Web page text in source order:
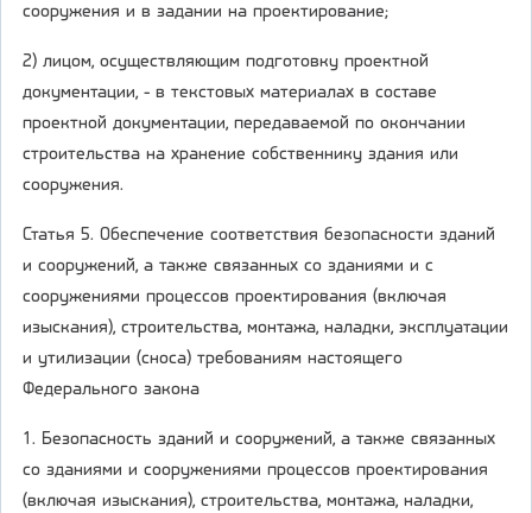
сооружения и в задании на проектирование;
2) лицом, осуществляющим подготовку проектной
документации, - в текстовых материалах в составе
проектной документации, передаваемой по окончании
строительства на хранение собственнику здания или
сооружения.
Статья 5. Обеспечение соответствия безопасности зданий
и сооружений, а также связанных со зданиями и с
сооружениями процессов проектирования (включая
изыскания), строительства, монтажа, наладки, эксплуатации
и утилизации (сноса) требованиям настоящего
Федерального закона
1. Безопасность зданий и сооружений, а также связанных
со зданиями и сооружениями процессов проектирования
(включая изыскания), строительства, монтажа, наладки,